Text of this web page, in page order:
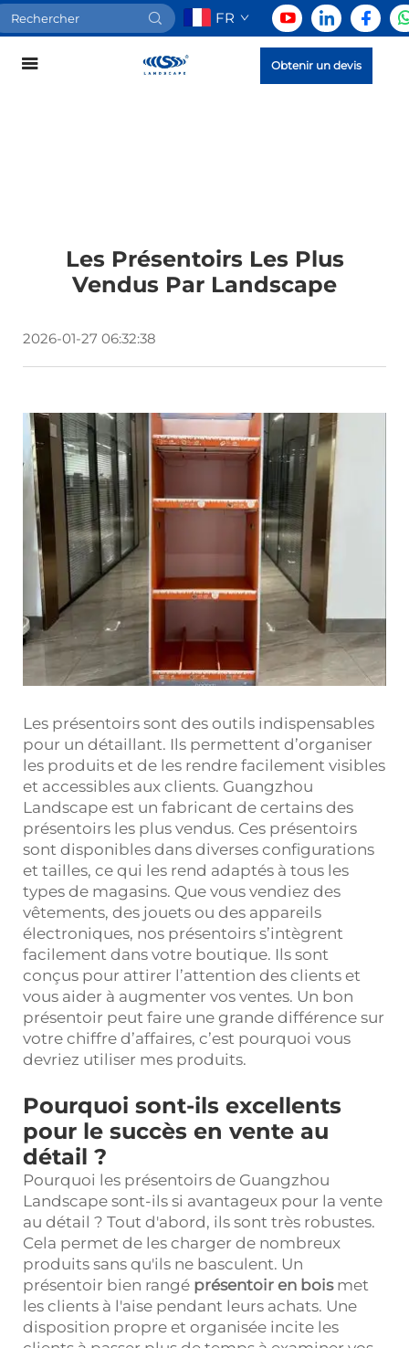
FR
Obtenir un devis
Les Présentoirs Les Plus
Vendus Par Landscape
2026-01-27 06:32:38
Les présentoirs sont des outils indispensables
pour un détaillant. Ils permettent d’organiser
les produits et de les rendre facilement visibles
et accessibles aux clients. Guangzhou
Landscape est un fabricant de certains des
présentoirs les plus vendus. Ces présentoirs
sont disponibles dans diverses configurations
et tailles, ce qui les rend adaptés à tous les
types de magasins. Que vous vendiez des
vêtements, des jouets ou des appareils
électroniques, nos présentoirs s’intègrent
facilement dans votre boutique. Ils sont
conçus pour attirer l’attention des clients et
vous aider à augmenter vos ventes. Un bon
présentoir peut faire une grande différence sur
votre chiffre d’affaires, c’est pourquoi vous
devriez utiliser mes produits.
Pourquoi sont-ils excellents
pour le succès en vente au
détail ?
Pourquoi les présentoirs de Guangzhou
Landscape sont-ils si avantageux pour la vente
au détail ? Tout d'abord, ils sont très robustes.
Cela permet de les charger de nombreux
produits sans qu'ils ne basculent. Un
présentoir bien rangé présentoir en bois met
les clients à l'aise pendant leurs achats. Une
disposition propre et organisée incite les